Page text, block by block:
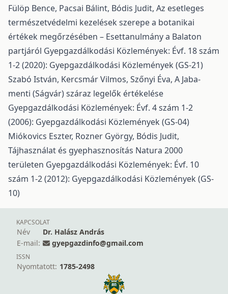
Fülöp Bence, Pacsai Bálint, Bódis Judit, Az esetleges
természetvédelmi kezelések szerepe a botanikai
értékek megőrzésében – Esettanulmány a Balaton
partjáról Gyepgazdálkodási Közlemények: Évf. 18 szám
1-2 (2020): Gyepgazdálkodási Közlemények (GS-21)
Szabó István, Kercsmár Vilmos, Szőnyi Éva, A Jaba-
menti (Ságvár) száraz legelők értékelése
Gyepgazdálkodási Közlemények: Évf. 4 szám 1-2
(2006): Gyepgazdálkodási Közlemények (GS-04)
Miókovics Eszter, Rozner György, Bódis Judit,
Tájhasználat és gyephasznosítás Natura 2000
területen Gyepgazdálkodási Közlemények: Évf. 10
szám 1-2 (2012): Gyepgazdálkodási Közlemények (GS-
10)
KAPCSOLAT
Név
Dr. Halász András
E-mail:
gyepgazdinfo@gmail.com
ISSN
Nyomtatott: 1785-2498